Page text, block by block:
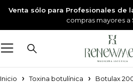
Venta sólo para Profesionales de
compras mayores a
Inicio Toxina botulínica Botulax